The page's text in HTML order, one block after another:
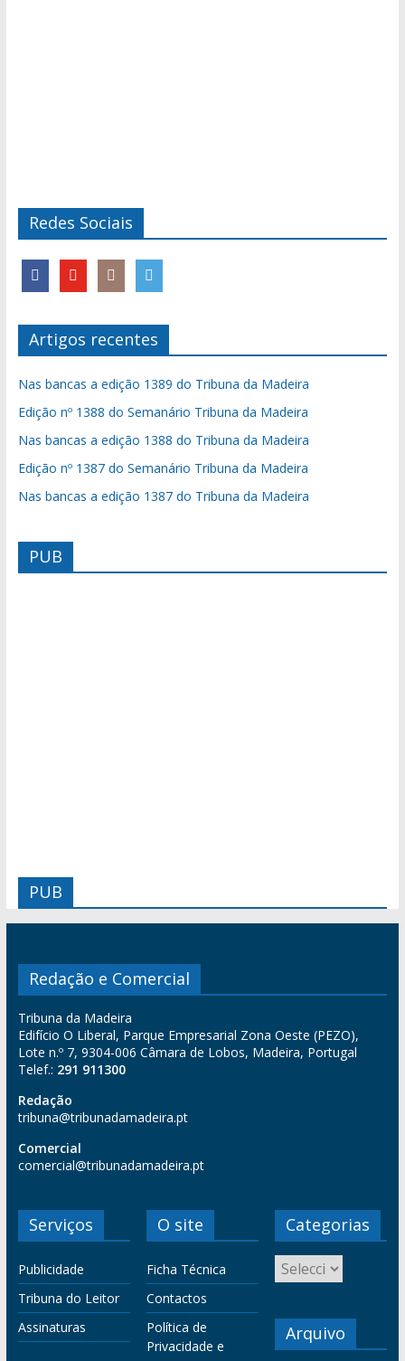
Redes Sociais
Artigos recentes
Nas bancas a edição 1389 do Tribuna da Madeira
Edição nº 1388 do Semanário Tribuna da Madeira
Nas bancas a edição 1388 do Tribuna da Madeira
Edição nº 1387 do Semanário Tribuna da Madeira
Nas bancas a edição 1387 do Tribuna da Madeira
PUB
PUB
Redação e Comercial
Tribuna da Madeira
Edifício O Liberal, Parque Empresarial Zona Oeste (PEZO),
Lote n.º 7, 9304-006 Câmara de Lobos, Madeira, Portugal
Telef.: 291 911300
Redação
tribuna@tribunadamadeira.pt
Comercial
comercial@tribunadamadeira.pt
Serviços
Publicidade
Tribuna do Leitor
Assinaturas
O site
Ficha Técnica
Contactos
Política de
Privacidade e
Categorias
Arquivo